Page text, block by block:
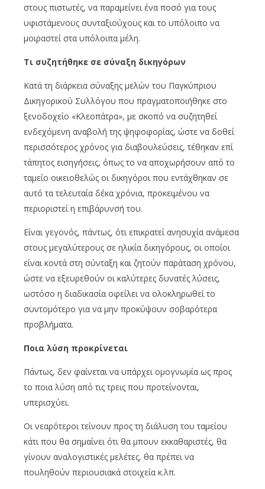
στους πιστωτές, να παραμείνει ένα ποσό για τους
υφιστάμενους συνταξιούχους και το υπόλοιπο να
μοιραστεί στα υπόλοιπα μέλη.
Τι συζητήθηκε σε σύναξη δικηγόρων
Κατά τη διάρκεια σύναξης μελών του Παγκύπριου
Δικηγορικού Συλλόγου που πραγματοποιήθηκε στο
ξενοδοχείο «Κλεοπάτρα», με σκοπό να συζητηθεί
ενδεχόμενη αναβολή της ψηφοφορίας, ώστε να δοθεί
περισσότερος χρόνος για διαβουλεύσεις, τέθηκαν επί
τάπητος εισηγήσεις, όπως το να αποχωρήσουν από το
ταμείο οικειοθελώς οι δικηγόροι που εντάχθηκαν σε
αυτό τα τελευταία δέκα χρόνια, προκειμένου να
περιοριστεί η επιβάρυνσή του.
Είναι γεγονός, πάντως, ότι επικρατεί ανησυχία ανάμεσα
στους μεγαλύτερους σε ηλικία δικηγόρους, οι οποίοι
είναι κοντά στη σύνταξη και ζητούν παράταση χρόνου,
ώστε να εξευρεθούν οι καλύτερες δυνατές λύσεις,
ωστόσο η διαδικασία οφείλει να ολοκληρωθεί το
συντομότερο για να μην προκύψουν σοβαρότερα
προβλήματα.
Ποια λύση προκρίνεται
Πάντως, δεν φαίνεται να υπάρχει ομογνωμία ως προς
το ποια λύση από τις τρεις που προτείνονται,
υπερισχύει.
Οι νεαρότεροι τείνουν προς τη διάλυση του ταμείου
κάτι που θα σημαίνει ότι θα μπουν εκκαθαριστές, θα
γίνουν αναλογιστικές μελέτες, θα πρέπει να
πουληθούν περιουσιακά στοιχεία κ.λπ.